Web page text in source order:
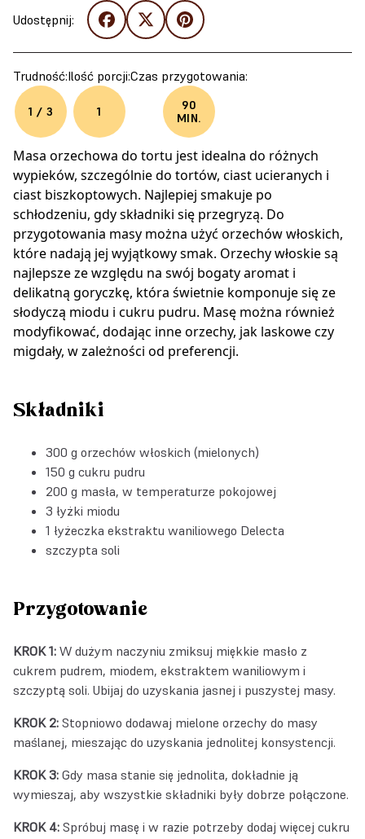
Udostępnij:
Trudność:
1 / 3
Ilość porcji:
1
Czas przygotowania:
90
MIN.
Masa orzechowa do tortu jest idealna do różnych
wypieków, szczególnie do tortów, ciast ucieranych i
ciast biszkoptowych. Najlepiej smakuje po
schłodzeniu, gdy składniki się przegryzą. Do
przygotowania masy można użyć orzechów włoskich,
które nadają jej wyjątkowy smak. Orzechy włoskie są
najlepsze ze względu na swój bogaty aromat i
delikatną goryczkę, która świetnie komponuje się ze
słodyczą miodu i cukru pudru. Masę można również
modyfikować, dodając inne orzechy, jak laskowe czy
migdały, w zależności od preferencji.
Składniki
300 g orzechów włoskich (mielonych)
150 g cukru pudru
200 g masła, w temperaturze pokojowej
3 łyżki miodu
1 łyżeczka ekstraktu waniliowego Delecta
szczypta soli
Przygotowanie
KROK 1: W dużym naczyniu zmiksuj miękkie masło z
cukrem pudrem, miodem, ekstraktem waniliowym i
szczyptą soli. Ubijaj do uzyskania jasnej i puszystej masy.
KROK 2: Stopniowo dodawaj mielone orzechy do masy
maślanej, mieszając do uzyskania jednolitej konsystencji.
KROK 3: Gdy masa stanie się jednolita, dokładnie ją
wymieszaj, aby wszystkie składniki były dobrze połączone.
KROK 4: Spróbuj masę i w razie potrzeby dodaj więcej cukru